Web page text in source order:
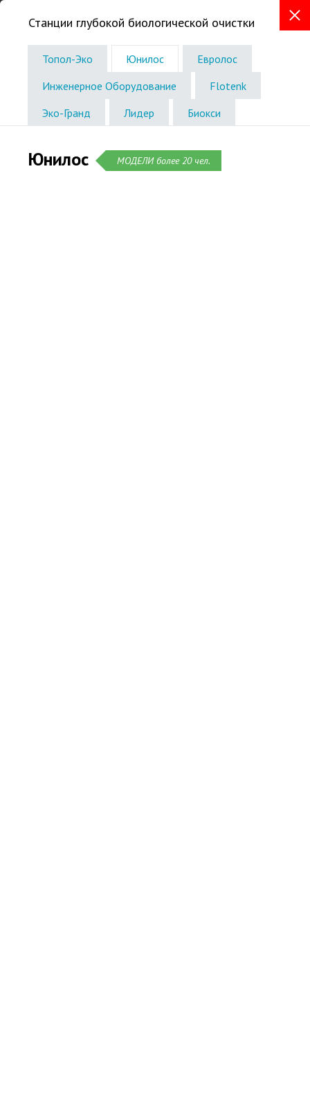
Звоните без выходных
+7 (831) 288-93-97
Телефон в Нижнем Новгороде
Станции глубокой биологической очистки
Топол-Эко Юнилос
Евролос
Инженерное Оборудование
Flotenk
Эко-Гранд
Лидер Биокси
Юнилос МОДЕЛИ более 20 чел.